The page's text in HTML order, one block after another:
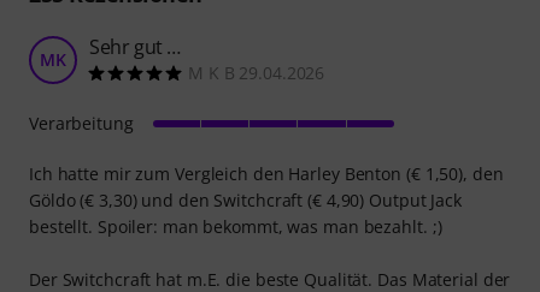
MK Sehr gut …
M K B 29.04.2026
Ich hatte mir zum Vergleich den Harley Benton (€ 1,50), den
Göldo (€ 3,30) und den Switchcraft (€ 4,90) Output Jack
bestellt. Spoiler: man bekommt, was man bezahlt. ;)
Der Switchcraft hat m.E. die beste Qualität. Das Material der
Verarbeitung